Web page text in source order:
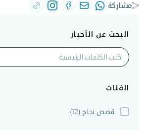
مشاركة
البحث عن الأخبار
الفئات
قصص نجاح (12)